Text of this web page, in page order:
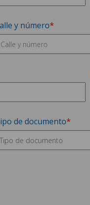
y número
de documento